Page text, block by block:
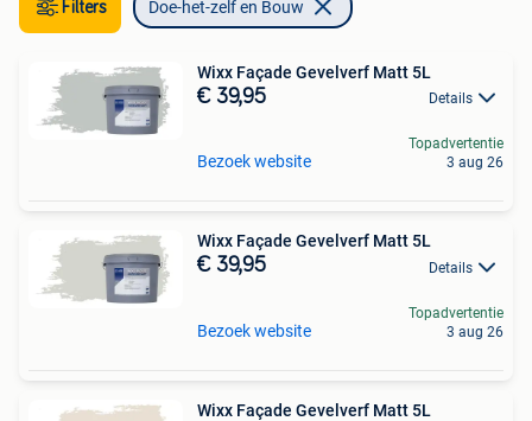
Filters Doe-het-zelf en Bouw
Wixx Façade Gevelverf Matt 5L
€ 39,95 Details
Bezoek website
Topadvertentie
3 aug 26
Wixx Façade Gevelverf Matt 5L
€ 39,95 Details
Bezoek website
Topadvertentie
3 aug 26
Wixx Façade Gevelverf Matt 5L